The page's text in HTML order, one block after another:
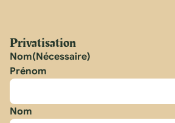
Privatisation
Nom(Nécessaire)
Prénom
Nom